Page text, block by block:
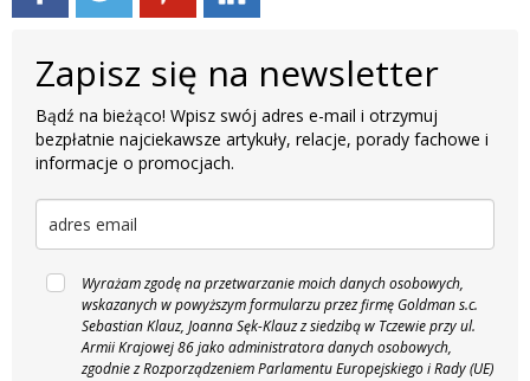
Zapisz się na newsletter
Bądź na bieżąco! Wpisz swój adres e-mail i otrzymuj
bezpłatnie najciekawsze artykuły, relacje, porady fachowe i
informacje o promocjach.
Wyrażam zgodę na przetwarzanie moich danych osobowych,
wskazanych w powyższym formularzu przez firmę Goldman s.c.
Sebastian Klauz, Joanna Sęk-Klauz z siedzibą w Tczewie przy ul.
Armii Krajowej 86 jako administratora danych osobowych,
zgodnie z Rozporządzeniem Parlamentu Europejskiego i Rady (UE)